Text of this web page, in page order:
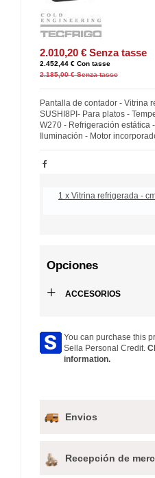
2.010,20 € Senza tasse
2.452,44 € Con tasse
2.185,00 € Senza tasse
Pantalla de contador - Vitrina
SUSHI8PI- Para platos -
W270 - Refrigeración estática
Iluminación - Motor
1 x Vitrina refrigerada -
Opciones
+ ACCESORIOS
You can purchase this
Sella Personal Credit.
information.
Envios
Recepción de